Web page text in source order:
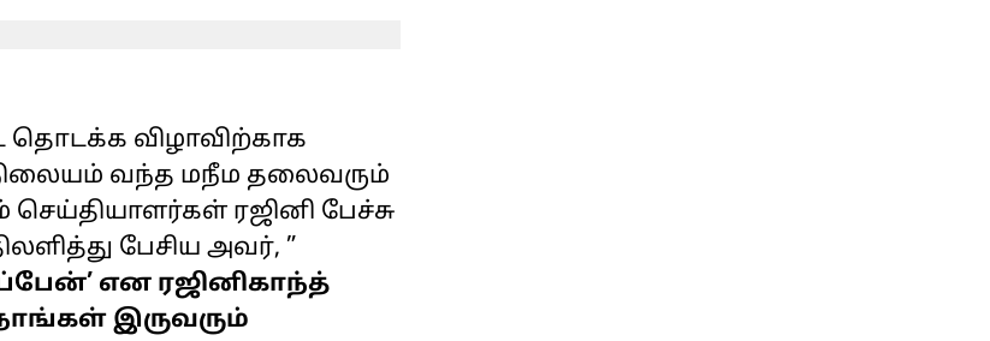
தொடக்க விழாவிற்காக
வந்த மநீம தலைவரும்
ரஜினி பேச்சு
பேசிய அவர், ”
என ரஜினிகாந்த்
இருவரும்